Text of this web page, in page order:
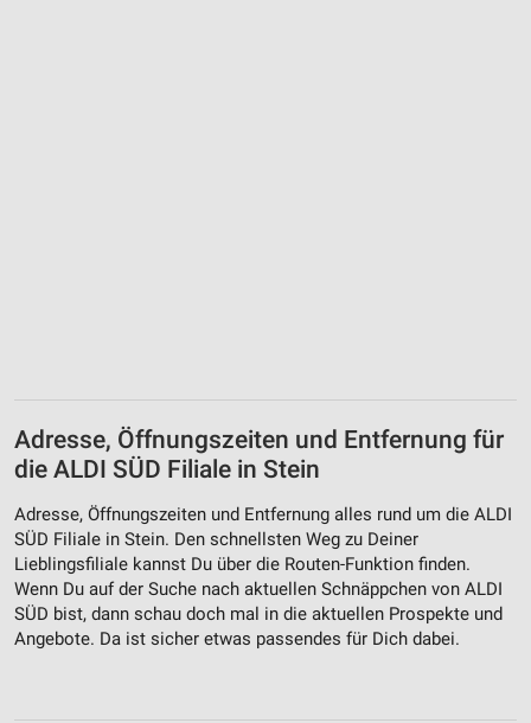
Adresse, Öffnungszeiten und Entfernung für
die ALDI SÜD Filiale in Stein
Adresse, Öffnungszeiten und Entfernung alles rund um die ALDI
SÜD Filiale in Stein. Den schnellsten Weg zu Deiner
Lieblingsfiliale kannst Du über die Routen-Funktion finden.
Wenn Du auf der Suche nach aktuellen Schnäppchen von ALDI
SÜD bist, dann schau doch mal in die aktuellen Prospekte und
Angebote. Da ist sicher etwas passendes für Dich dabei.